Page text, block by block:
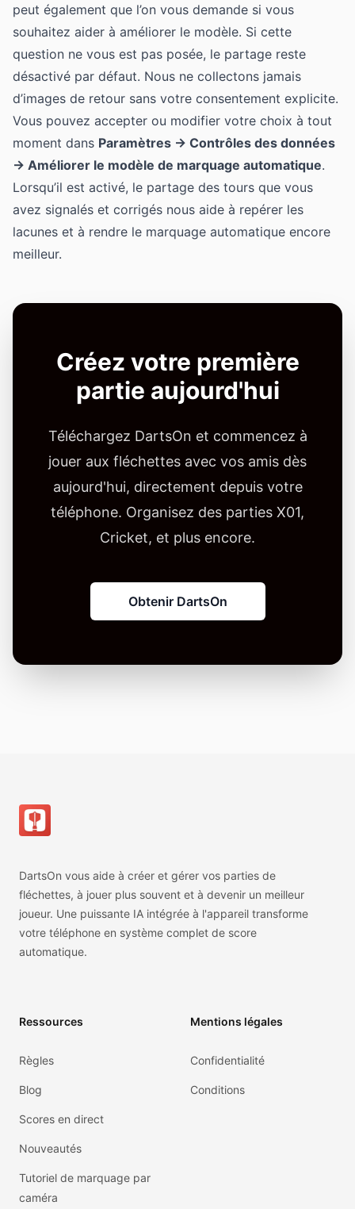
peut également que l’on vous demande si vous
souhaitez aider à améliorer le modèle. Si cette
question ne vous est pas posée, le partage reste
désactivé par défaut. Nous ne collectons jamais
d’images de retour sans votre consentement explicite.
Vous pouvez accepter ou modifier votre choix à tout
moment dans Paramètres → Contrôles des données
→ Améliorer le modèle de marquage automatique.
Lorsqu’il est activé, le partage des tours que vous
avez signalés et corrigés nous aide à repérer les
lacunes et à rendre le marquage automatique encore
meilleur.
Créez votre première
partie aujourd'hui
Téléchargez DartsOn et commencez à
jouer aux fléchettes avec vos amis dès
aujourd'hui, directement depuis votre
téléphone. Organisez des parties X01,
Cricket, et plus encore.
Obtenir DartsOn
DartsOn vous aide à créer et gérer vos parties de
fléchettes, à jouer plus souvent et à devenir un meilleur
joueur. Une puissante IA intégrée à l'appareil transforme
votre téléphone en système complet de score
automatique.
Ressources
Règles
Blog
Scores en direct
Nouveautés
Tutoriel de marquage par
caméra
Mentions légales
Confidentialité
Conditions